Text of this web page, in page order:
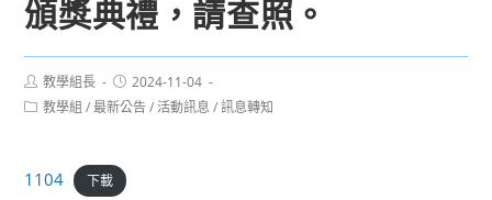
頒獎典禮，請查照。
Post
author:
教學組長
Post
published:
2024-11-04
Post教學組 / 最新公告 / 活動訊息 / 訊息轉知
1104 下載